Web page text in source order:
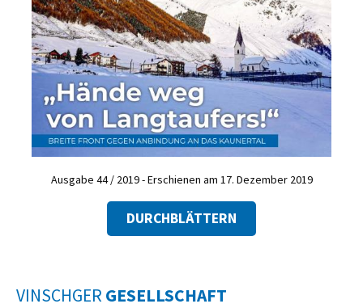
Ausgabe 44 / 2019 - Erschienen am 17. Dezember 2019
DURCHBLÄTTERN
VINSCHGER GESELLSCHAFT